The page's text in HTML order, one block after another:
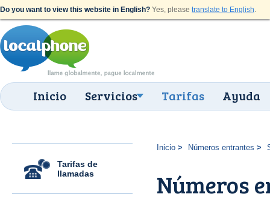
Do you want to view this website in English? Yes, please translate to English.
Inicio Servicios Tarifas Ayuda
Tarifas de
llamadas
Inicio Números entrantes
Números